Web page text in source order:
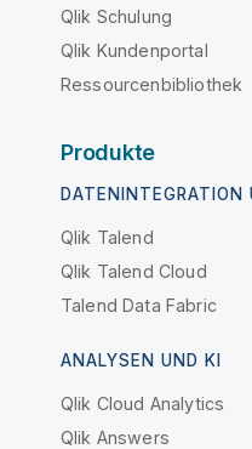
Qlik Schulung
Qlik Kundenportal
Ressourcenbibliothek
Produkte
DATENINTEGRATION
Qlik Talend
Qlik Talend Cloud
Talend Data Fabric
ANALYSEN UND KI
Qlik Cloud Analytics
Qlik Answers